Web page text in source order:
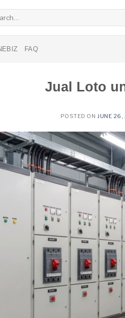
FAQ
Jual Loto
POSTED ON JUNE